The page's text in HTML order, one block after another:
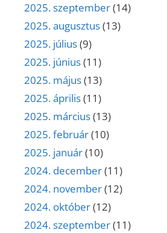
2025. szeptember(14)
2025. augusztus(13)
2025. július(9)
2025. június(11)
2025. május(13)
2025. április(11)
2025. március(13)
2025. február(10)
2025. január(10)
2024. december(11)
2024. november(12)
2024. október(12)
2024. szeptember(11)